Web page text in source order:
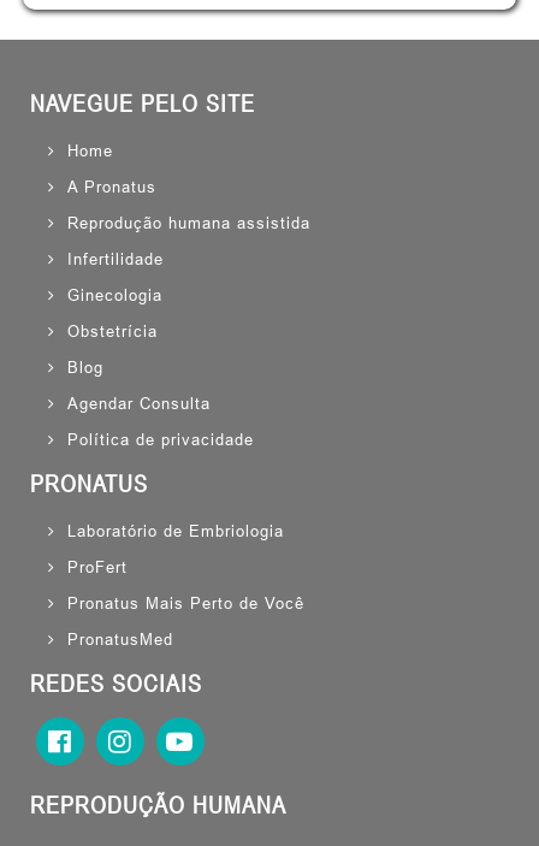
NAVEGUE PELO SITE
Home
A Pronatus
Reprodução humana assistida
Infertilidade
Ginecologia
Obstetrícia
Blog
Agendar Consulta
Política de privacidade
PRONATUS
Laboratório de Embriologia
ProFert
Pronatus Mais Perto de Você
PronatusMed
REDES SOCIAIS
REPRODUÇÃO HUMANA